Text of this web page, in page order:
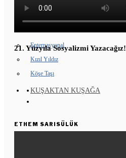
GENÇ KOMÜNARLAR
Enternasyonal
Kızıl Yıldız
Köşe Taşı
KUŞAKTAN KUŞAĞA
21. Yüzyıla Sosyalizmi Yazacağız!
ETHEM SARISÜLÜK